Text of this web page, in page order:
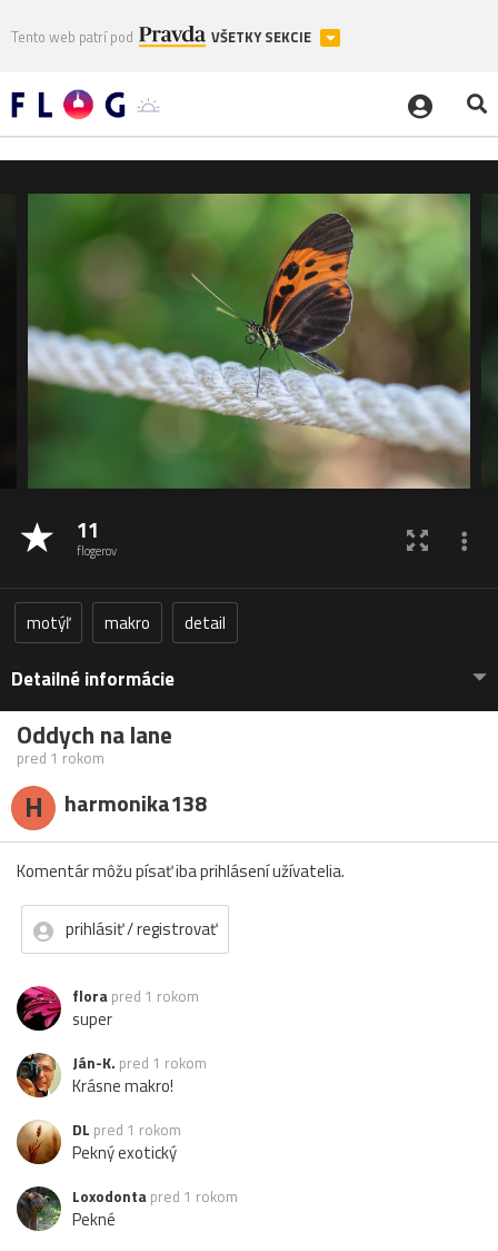
Tento web patrí pod VŠETKY SEKCIE
11
flogerov
motýľ makro detail
Detailné informácie
Oddych na lane
pred 1 rokom
H harmonika138
Komentár môžu písať iba prihlásení užívatelia.
prihlásiť / registrovať
flora pred 1 rokom
super
Ján-K. pred 1 rokom
Krásne makro!
DL pred 1 rokom
Pekný exotický
Loxodonta pred 1 rokom
Pekné